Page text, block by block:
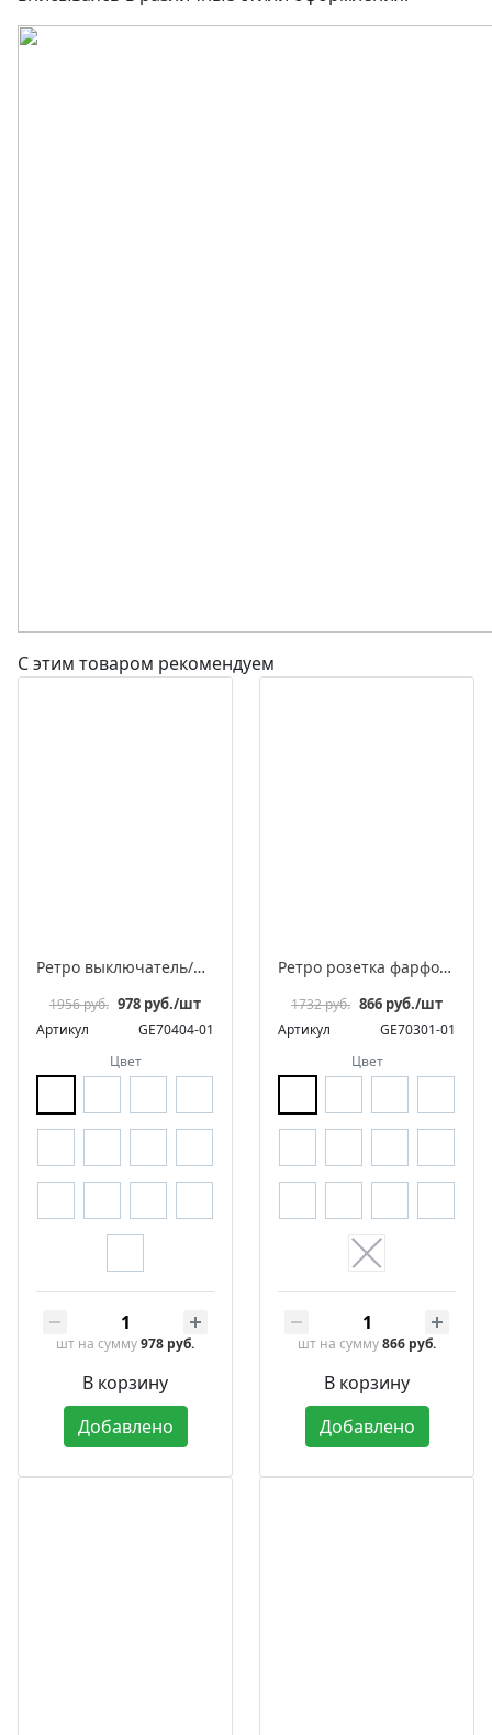
С этим товаром рекомендуем
Ретро выключатель/переключатель фарфоровый поворотный проходной одноклавишный, серия «МезонинЪ», разборная конструкция
1956 руб. 978 руб./шт
Артикул
GE70404-01
Цвет
шт на сумму978 руб.
В корзину
Добавлено
Ретро розетка фарфоровая с заземляющим контактом, серия «МезонинЪ», разборная конструкция
1732 руб. 866 руб./шт
Артикул
GE70301-01
Цвет
шт на сумму866 руб.
В корзину
Добавлено